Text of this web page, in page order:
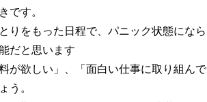
です。
りをもった日程で、パニック状態になら
だと思います
が欲しい」、「面白い仕事に取り組んで
う。